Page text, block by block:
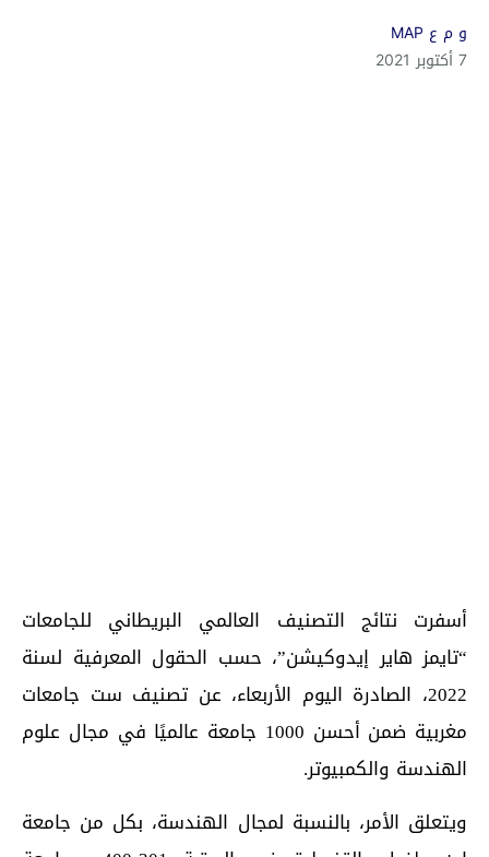
و م ع MAP
7 أكتوبر 2021
أسفرت نتائج التصنيف العالمي البريطاني للجامعات
“تايمز هاير إيدوكيشن”، حسب الحقول المعرفية لسنة
2022، الصادرة اليوم الأربعاء، عن تصنيف ست جامعات
مغربية ضمن أحسن 1000 جامعة عالميًا في مجال علوم
الهندسة والكمبيوتر.
ويتعلق الأمر، بالنسبة لمجال الهندسة، بكل من جامعة